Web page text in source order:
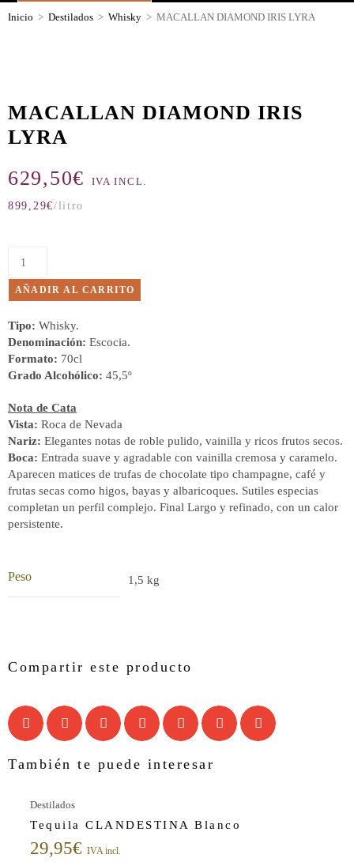
Inicio > Destilados > Whisky > MACALLAN DIAMOND IRIS LYRA
MACALLAN DIAMOND IRIS
LYRA
629,50€ IVA INCL.
899,29€/litro
AÑADIR AL CARRITO
Tipo: Whisky.
Denominación: Escocia.
Formato: 70cl
Grado Alcohólico: 45,5º
Nota de Cata
Vista: Roca de Nevada
Nariz: Elegantes notas de roble pulido, vainilla y ricos frutos secos.
Boca: Entrada suave y agradable con vainilla cremosa y caramelo.
Aparecen matices de trufas de chocolate tipo champagne, café y
frutas secas como higos, bayas y albaricoques. Sutiles especias
completan un perfil complejo. Final Largo y refinado, con un calor
persistente.
Peso 1,5 kg
Compartir este producto
También te puede interesar
Destilados
Tequila CLANDESTINA Blanco
29,95€ IVA incl.